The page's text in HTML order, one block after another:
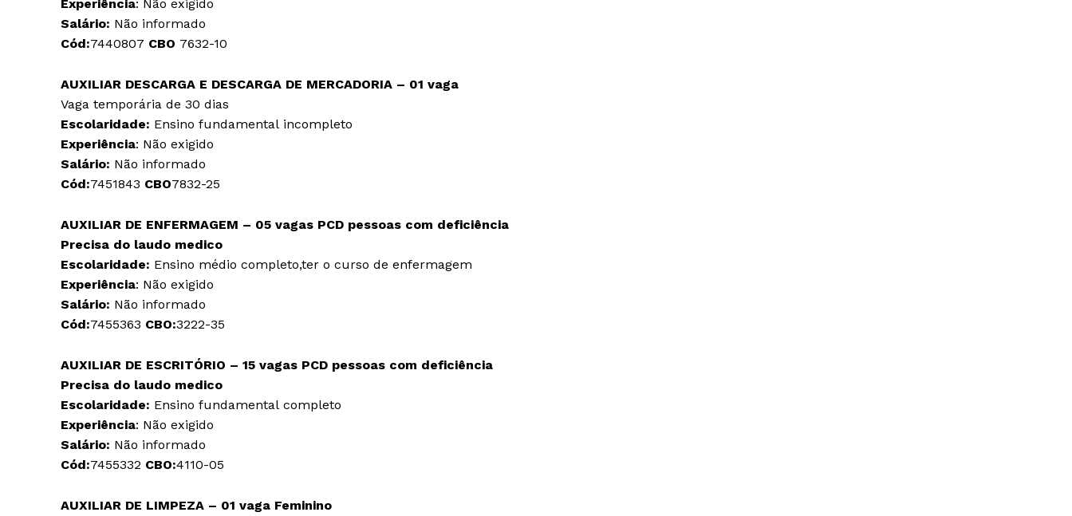
Experiência: Não exigido
Salário: Não informado
Cód:7440807 CBO 7632-10
AUXILIAR DESCARGA E DESCARGA DE MERCADORIA – 01 vaga
Vaga temporária de 30 dias
Escolaridade: Ensino fundamental incompleto
Experiência: Não exigido
Salário: Não informado
Cód:7451843 CBO7832-25
AUXILIAR DE ENFERMAGEM – 05 vagas PCD pessoas com deficiência
Precisa do laudo medico
Escolaridade: Ensino médio completo,ter o curso de enfermagem
Experiência: Não exigido
Salário: Não informado
Cód:7455363 CBO:3222-35
AUXILIAR DE ESCRITÓRIO – 15 vagas PCD pessoas com deficiência
Precisa do laudo medico
Escolaridade: Ensino fundamental completo
Experiência: Não exigido
Salário: Não informado
Cód:7455332 CBO:4110-05
AUXILIAR DE LIMPEZA – 01 vaga Feminino